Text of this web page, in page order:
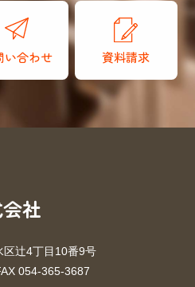
い合わせ 資料請求
社
辻4丁目10番9号
054-365-3687